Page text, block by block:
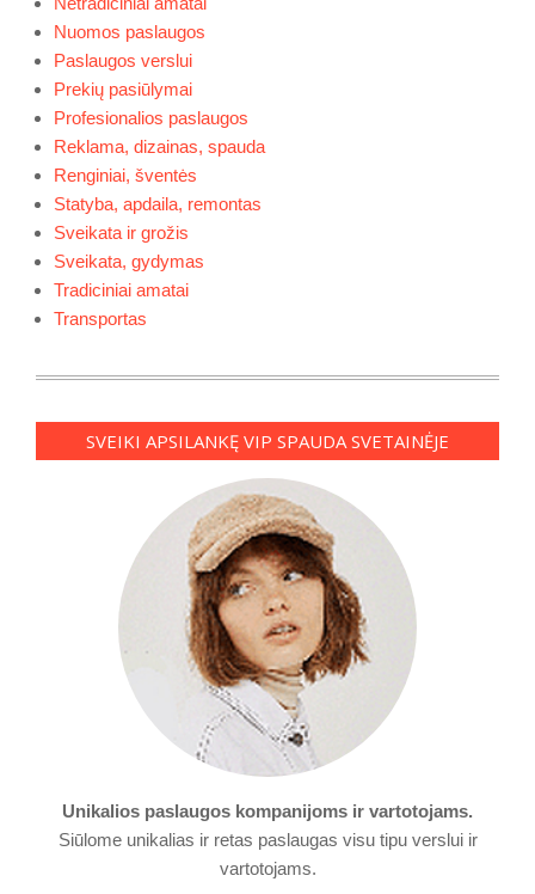
Nuomos paslaugos
Paslaugos verslui
Prekių pasiūlymai
Profesionalios paslaugos
Reklama, dizainas, spauda
Renginiai, šventės
Statyba, apdaila, remontas
Sveikata ir grožis
Sveikata, gydymas
Tradiciniai amatai
Transportas
SVEIKI APSILANKĘ VIP SPAUDA SVETAINĖJE
Unikalios paslaugos kompanijoms ir vartotojams.
Siūlome unikalias ir retas paslaugas visu tipu verslui ir
vartotojams.